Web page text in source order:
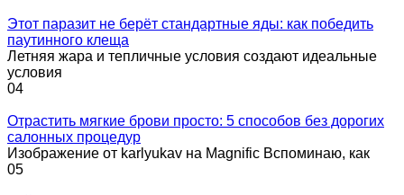
Этот паразит не берёт стандартные яды: как победить
паутинного клеща
Летняя жара и тепличные условия создают идеальные
условия
04
Отрастить мягкие брови просто: 5 способов без дорогих
салонных процедур
Изображение от karlyukav на Magnific Вспоминаю, как
05